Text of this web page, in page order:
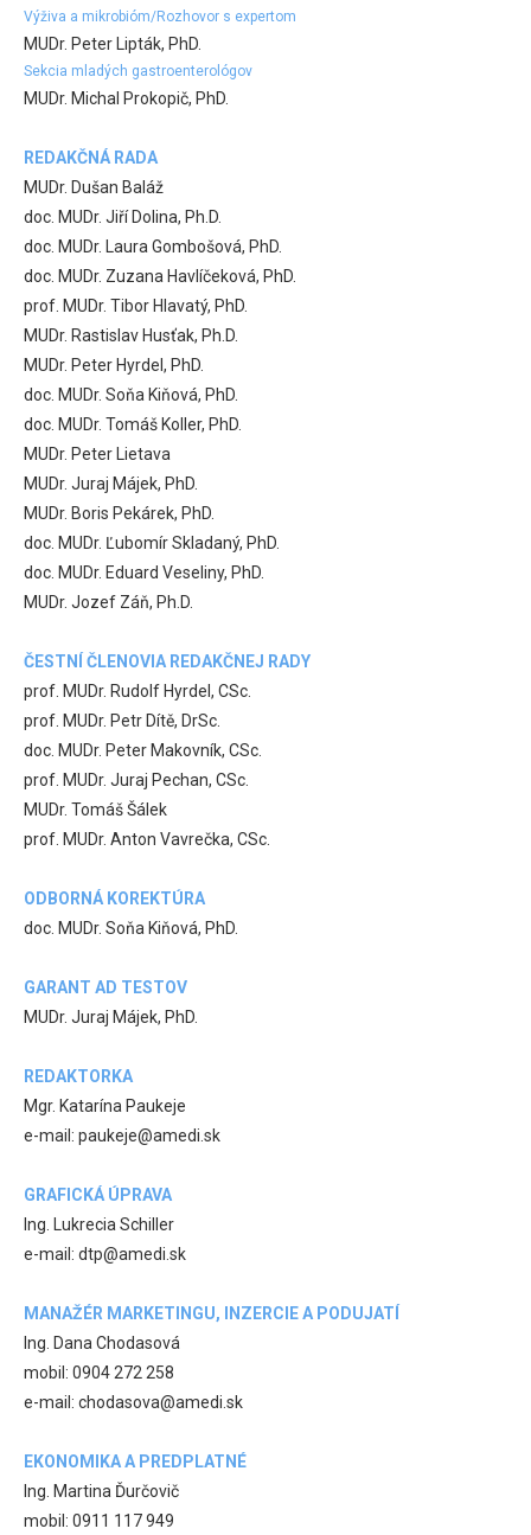
Výživa a mikrobióm/Rozhovor s expertom
MUDr. Peter Lipták, PhD.
Sekcia mladých gastroenterológov
MUDr. Michal Prokopič, PhD.
REDAKČNÁ RADA
MUDr. Dušan Baláž
doc. MUDr. Jiří Dolina, Ph.D.
doc. MUDr. Laura Gombošová, PhD.
doc. MUDr. Zuzana Havlíčeková, PhD.
prof. MUDr. Tibor Hlavatý, PhD.
MUDr. Rastislav Husťak, Ph.D.
MUDr. Peter Hyrdel, PhD.
doc. MUDr. Soňa Kiňová, PhD.
doc. MUDr. Tomáš Koller, PhD.
MUDr. Peter Lietava
MUDr. Juraj Májek, PhD.
MUDr. Boris Pekárek, PhD.
doc. MUDr. Ľubomír Skladaný, PhD.
doc. MUDr. Eduard Veseliny, PhD.
MUDr. Jozef Záň, Ph.D.
ČESTNÍ ČLENOVIA REDAKČNEJ RADY
prof. MUDr. Rudolf Hyrdel, CSc.
prof. MUDr. Petr Dítě, DrSc.
doc. MUDr. Peter Makovník, CSc.
prof. MUDr. Juraj Pechan, CSc.
MUDr. Tomáš Šálek
prof. MUDr. Anton Vavrečka, CSc.
ODBORNÁ KOREKTÚRA
doc. MUDr. Soňa Kiňová, PhD.
GARANT AD TESTOV
MUDr. Juraj Májek, PhD.
REDAKTORKA
Mgr. Katarína Paukeje
e-mail: paukeje@amedi.sk
GRAFICKÁ ÚPRAVA
Ing. Lukrecia Schiller
e-mail: dtp@amedi.sk
MANAŽÉR MARKETINGU, INZERCIE A PODUJATÍ
Ing. Dana Chodasová
mobil: 0904 272 258
e-mail: chodasova@amedi.sk
EKONOMIKA A PREDPLATNÉ
Ing. Martina Ďurčovič
mobil: 0911 117 949